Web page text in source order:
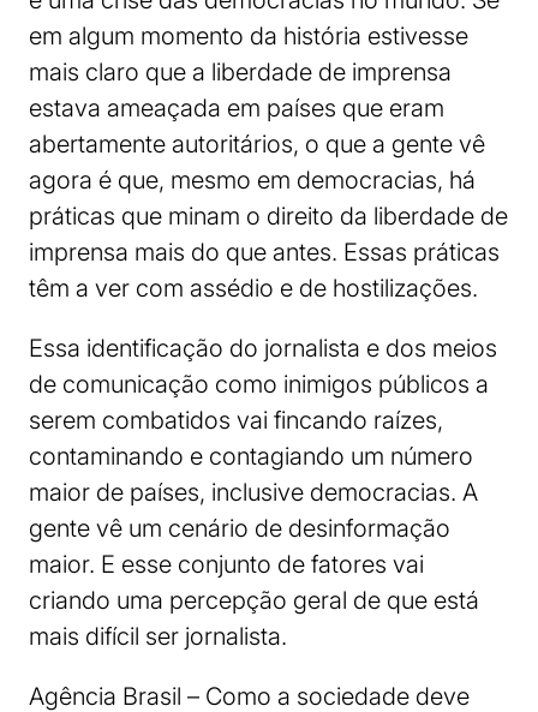
em algum momento da história estivesse
mais claro que a liberdade de imprensa
estava ameaçada em países que eram
abertamente autoritários, o que a gente vê
agora é que, mesmo em democracias, há
práticas que minam o direito da liberdade de
imprensa mais do que antes. Essas práticas
têm a ver com assédio e de hostilizações.
Essa identificação do jornalista e dos meios
de comunicação como inimigos públicos a
serem combatidos vai fincando raízes,
contaminando e contagiando um número
maior de países, inclusive democracias. A
gente vê um cenário de desinformação
maior. E esse conjunto de fatores vai
criando uma percepção geral de que está
mais difícil ser jornalista.
Agência Brasil – Como a sociedade deve